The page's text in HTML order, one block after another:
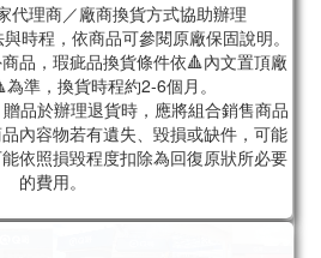
代理商／廠商換貨方式協助辦理
時程，依商品可參閱原廠保固說明。
品，瑕疵品換貨條件依🔺內文置頂廠
準，換貨時程約2-6個月。
品於辦理退貨時，應將組合銷售商品
內容物若有遺失、毀損或缺件，可能
依照損毀程度扣除為回復原狀所必要
的費用。